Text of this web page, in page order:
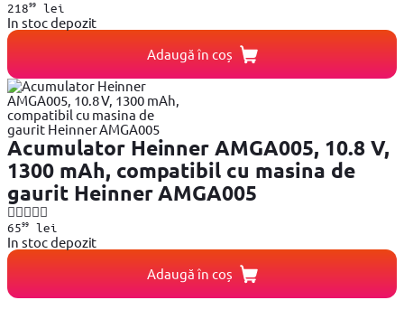
21899lei
In stoc depozit
Adaugă în coș
Acumulator Heinner AMGA005, 10.8 V,
1300 mAh, compatibil cu masina de
gaurit Heinner AMGA005
6599lei
In stoc depozit
Adaugă în coș